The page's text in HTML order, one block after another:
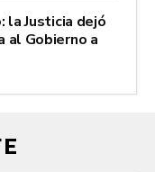
la Justicia dejó
al Gobierno a